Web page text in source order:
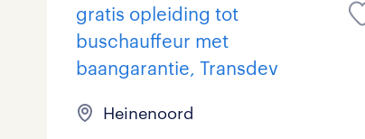
gratis opleiding tot
buschauffeur met
baangarantie, Transdev
Heinenoord